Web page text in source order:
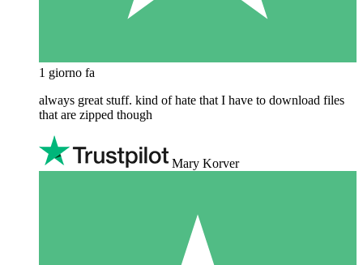
1 giorno fa
always great stuff. kind of hate that I have to download files
that are zipped though
Mary Korver